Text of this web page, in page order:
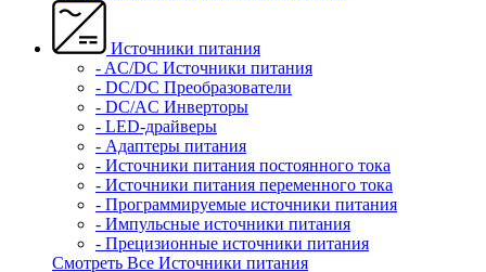
Источники питания
- AC/DC Источники питания
- DC/DC Преобразователи
- DC/AC Инверторы
- LED-драйверы
- Адаптеры питания
- Источники питания постоянного тока
- Источники питания переменного тока
- Программируемые источники питания
- Импульсные источники питания
- Прецизионные источники питания
Смотреть Все Источники питания